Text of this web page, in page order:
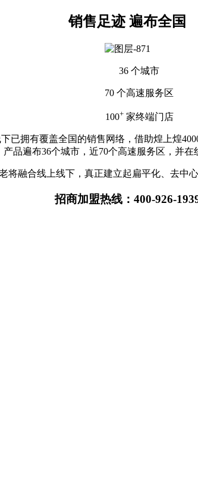
销售足迹 遍布全国
36 个城市
70 个高速服务区
100+家终端门店
已拥有覆盖全国的销售网络，借助煌上煌
品遍布36个城市，近70个高速服务区，并在
将融合线上线下，真正建立起扁平化、去中
招商加盟热线：400-926-